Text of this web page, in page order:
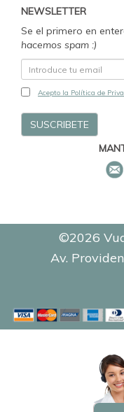
NEWSLETTER
Se el primero en
hacemos spam :)
Acepto la Política de
©2026
Av.